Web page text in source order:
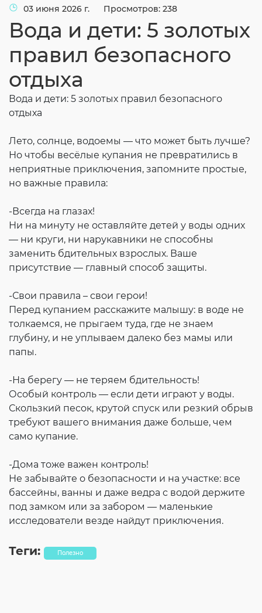
03 июня 2026 г. Просмотров: 238
Вода и дети: 5 золотых
правил безопасного
отдыха
Вода и дети: 5 золотых правил безопасного
отдыха
Лето, солнце, водоемы — что может быть лучше?
Но чтобы весёлые купания не превратились в
неприятные приключения, запомните простые,
но важные правила:
-Всегда на глазах!
Ни на минуту не оставляйте детей у воды одних
— ни круги, ни нарукавники не способны
заменить бдительных взрослых. Ваше
присутствие — главный способ защиты.
-Свои правила – свои герои!
Перед купанием расскажите малышу: в воде не
толкаемся, не прыгаем туда, где не знаем
глубину, и не уплываем далеко без мамы или
папы.
-На берегу — не теряем бдительность!
Особый контроль — если дети играют у воды.
Скользкий песок, крутой спуск или резкий обрыв
требуют вашего внимания даже больше, чем
само купание.
-Дома тоже важен контроль!
Не забывайте о безопасности и на участке: все
бассейны, ванны и даже ведра с водой держите
под замком или за забором — маленькие
исследователи везде найдут приключения.
Теги: Полезно